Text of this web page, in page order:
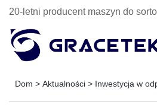
20-letni producent maszyn do
Dom > Aktualności > Inwestycja w